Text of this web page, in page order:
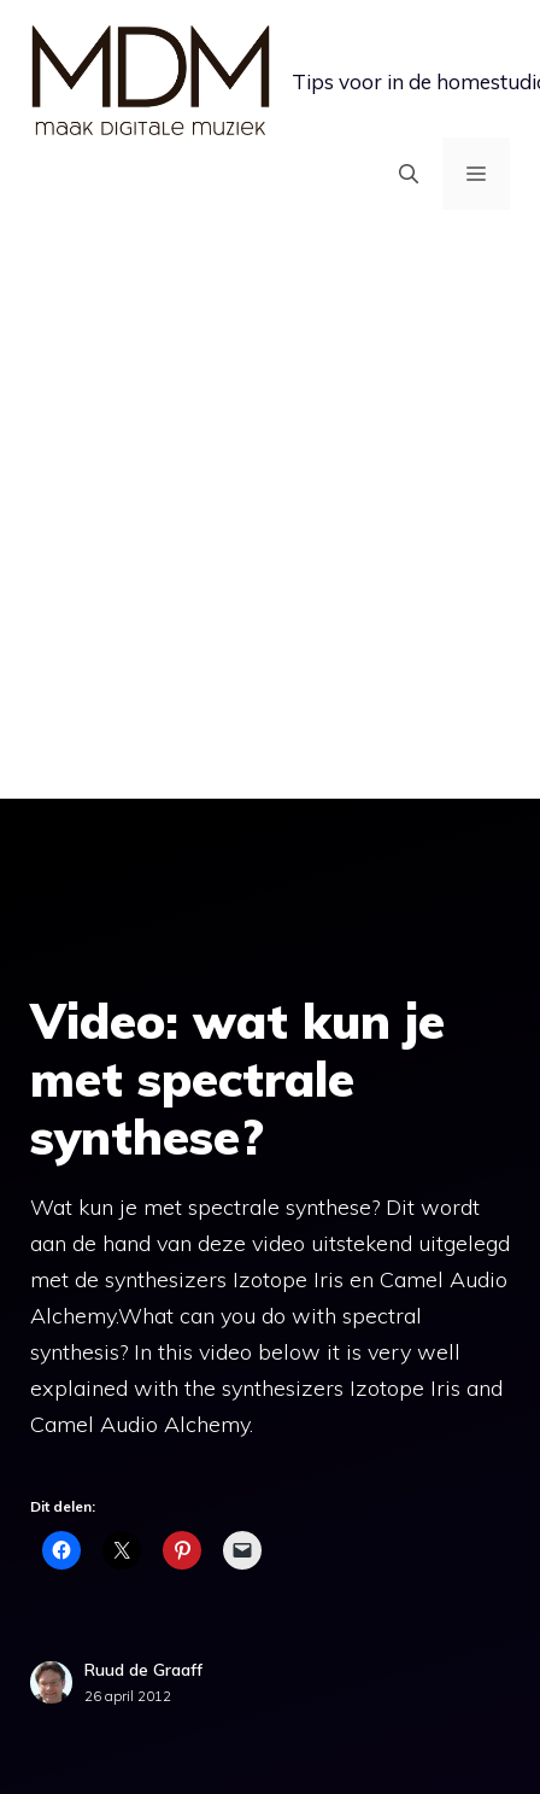
inhoud
Tips voor in de
MENU
Video: wat kun je
met spectrale
synthese?
Wat kun je met spectrale synthese? Dit wordt
aan de hand van deze video uitstekend uitgelegd
met de synthesizers Izotope Iris en Camel Audio
Alchemy.What can you do with spectral
synthesis? In this video below it is very well
explained with the synthesizers Izotope Iris and
Camel Audio Alchemy.
Dit delen:
Ruud de Graaff
26 april 2012